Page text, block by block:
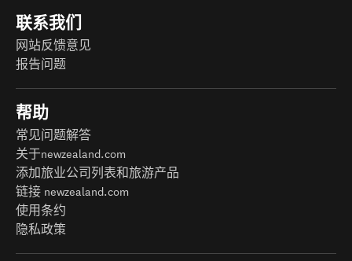
联系我们
网站反馈意见
报告问题
帮助
常见问题解答
关于newzealand.com
添加旅业公司列表和旅游产品
链接 newzealand.com
使用条约
隐私政策